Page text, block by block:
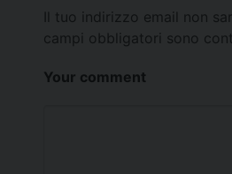
Il tuo indirizzo email non
campi obbligatori sono
Your comment